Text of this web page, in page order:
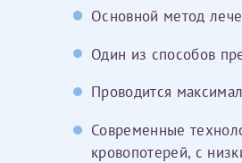
Основной метод
Один из способов
Проводится
Современные
кровопотерей, с